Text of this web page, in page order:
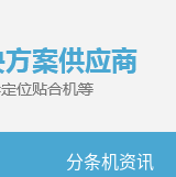
分条机资讯